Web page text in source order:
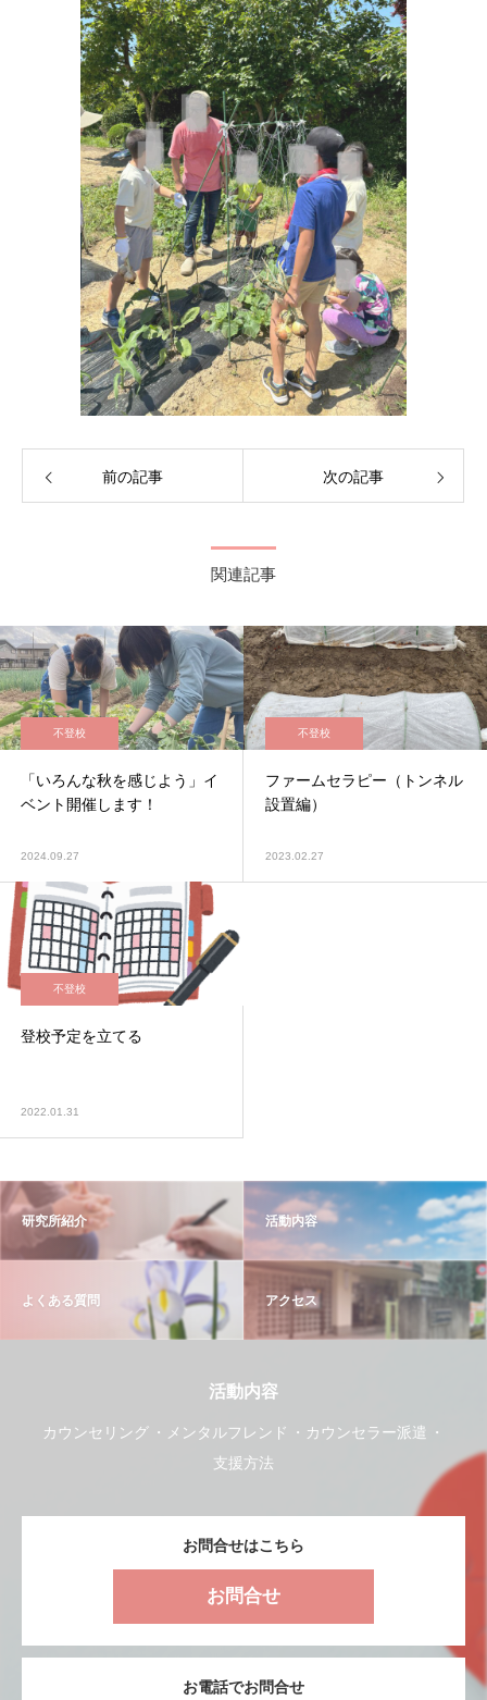
前の記事 次の記事
関連記事
不登校
「いろんな秋を感じよう」イ
ベント開催します！
2024.09.27
不登校
ファームセラピー（トンネル
設置編）
2023.02.27
不登校
登校予定を立てる
2022.01.31
研究所紹介 活動内容
よくある質問 アクセス
活動内容
カウンセリング メンタルフレンド
カウンセラー派遣
支援方法
お問合せはこちら
お問合せ
お電話でお問合せ